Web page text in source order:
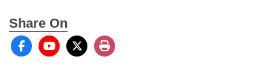
Share On